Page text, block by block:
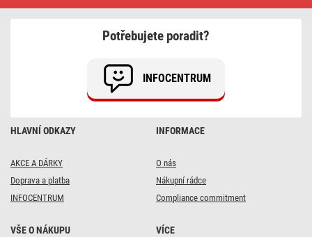
baterie
HLAVNÍ ODKAZY
AKCE A DÁRKY
Doprava a platba
INFOCENTRUM
INFORMACE
O nás
Nákupní rádce
Compliance commitment
VŠE O NÁKUPU VÍCE
Potřebujete poradit?
INFOCENTRUM